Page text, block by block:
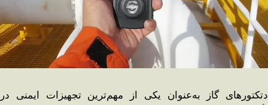
دتکتورهای گاز به‌عنوان یکی از مهم‌ترین تجهیزات ایمنی در